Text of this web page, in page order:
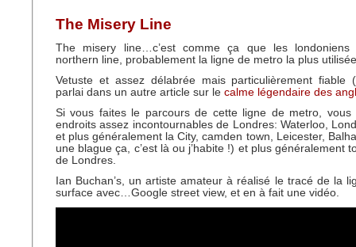
The Misery Line
The misery line…c’est comme ça que les londoniens
northern line, probablement la ligne de metro la plus
Vetuste et assez délabrée mais particulièrement fiable
parlai dans un autre article sur le calme légendaire des
Si vous faites le parcours de cette ligne de metro, vous
endroits assez incontournables de Londres: Waterloo,
et plus généralement la City, camden town, Leicester,
une blague ça, c’est là ou j’habite !) et plus généralement
de Londres.
Ian Buchan’s, un artiste amateur à réalisé le tracé de la
surface avec…Google street view, et en à fait une vidéo.